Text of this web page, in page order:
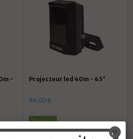
-
Projecteur led 40m - 45°
84,00 €
En stock